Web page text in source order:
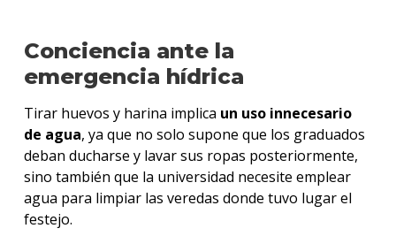
Conciencia ante la
emergencia hídrica
Tirar huevos y harina implica un uso innecesario
de agua, ya que no solo supone que los graduados
deban ducharse y lavar sus ropas posteriormente,
sino también que la universidad necesite emplear
agua para limpiar las veredas donde tuvo lugar el
festejo.